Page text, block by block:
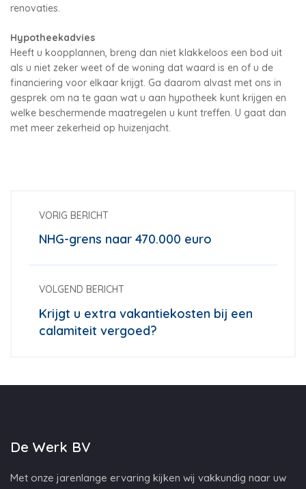
renovaties.
Hypotheekadvies
Heeft u koopplannen, breng dan niet klakkeloos een bod uit
als u niet zeker weet of de woning dat waard is en of u de
financiering voor elkaar krijgt. Ga daarom alvast met ons in
gesprek om na te gaan wat u aan hypotheek kunt krijgen en
welke beschermende maatregelen u kunt treffen. U gaat dan
met meer zekerheid op huizenjacht.
VORIG BERICHT
NHG-grens naar 470.000 euro
VOLGEND BERICHT
Krijgt u extra vakantiekosten bij een
calamiteit vergoed?
De Werk BV
Met onze jarenlange ervaring kijken wij vakkundig naar uw